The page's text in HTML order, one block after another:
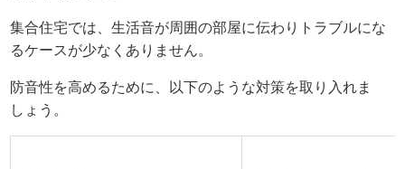
集合住宅では、生活音が周囲の部屋に伝わりトラブルにな
るケースが少なくありません。
防音性を高めるために、以下のような対策を取り入れま
しょう。